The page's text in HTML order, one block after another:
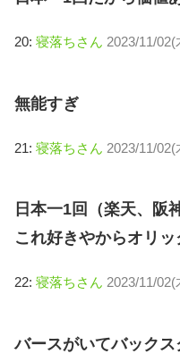
20: 寝落ちさん 2023/11/
無能すぎ
21: 寝落ちさん 2023/11/
日本一1回（楽天、阪神
これ好きやからオリ
22: 寝落ちさん 2023/11/
バースがいてバック